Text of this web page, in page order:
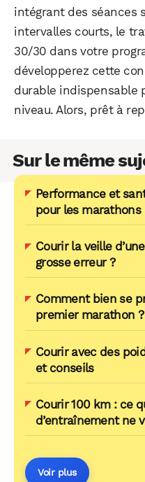
intégrant des séances
intervalles courts, le
30/30 dans votre
développerez cette
durable indispensable
niveau. Alors, prêt à
Sur le même
Performance et
pour les marathons
Courir la veille
grosse erreur ?
Comment bien se
premier marathon ?
Courir avec des
et conseils
Courir 100 km : ce
d’entraînement ne
Voir plus